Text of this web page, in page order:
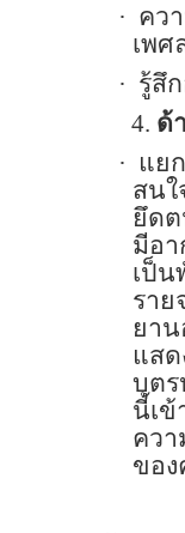
· คว
เพศ
· รู้สึ
4. ด้
· แย
สนใ
ยึดต
มีอา
เป็น
ราย
ยา
แส
บุต
นี้เข้
ควา
ของ